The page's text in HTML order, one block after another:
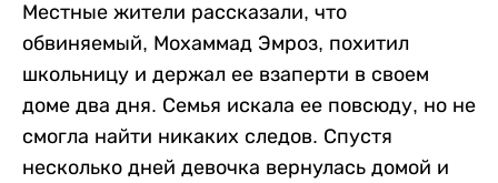
Местные жители рассказали, что
обвиняемый, Мохаммад Эмроз, похитил
школьницу и держал ее взаперти в своем
доме два дня. Семья искала ее повсюду, но не
смогла найти никаких следов. Спустя
несколько дней девочка вернулась домой и